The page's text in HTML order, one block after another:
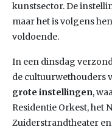
kunstsector. De
maar het is volgens
voldoende.
In een dinsdag
de cultuurwethouders
grote instellingen,
Residentie Orkest, het
Zuiderstrandtheater